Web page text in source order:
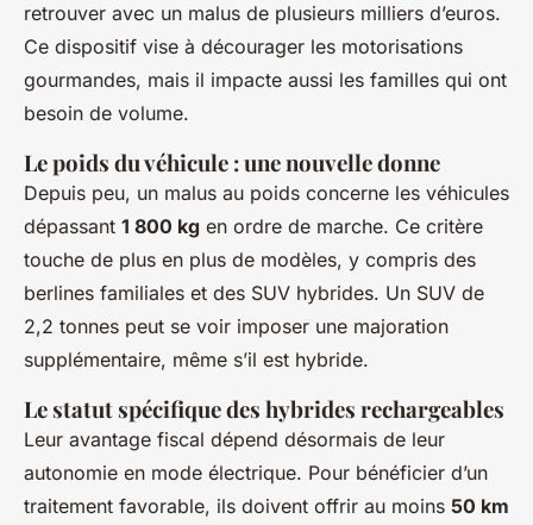
retrouver avec un malus de plusieurs milliers d’euros.
Ce dispositif vise à décourager les motorisations
gourmandes, mais il impacte aussi les familles qui ont
besoin de volume.
Le poids du véhicule : une nouvelle donne
Depuis peu, un malus au poids concerne les véhicules
dépassant 1 800 kg en ordre de marche. Ce critère
touche de plus en plus de modèles, y compris des
berlines familiales et des SUV hybrides. Un SUV de
2,2 tonnes peut se voir imposer une majoration
supplémentaire, même s’il est hybride.
Le statut spécifique des hybrides rechargeables
Leur avantage fiscal dépend désormais de leur
autonomie en mode électrique. Pour bénéficier d’un
traitement favorable, ils doivent offrir au moins 50 km